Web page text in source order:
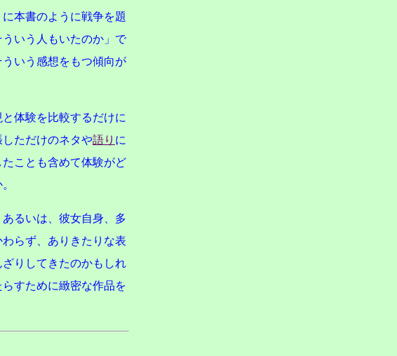
本書のように戦争を題
いう人もいたのか」で
いう感想をもつ傾向が
体験を比較するだけに
ただけのネタや語り に
ことも含めて体験がど
るいは、彼女自身、多
らず、ありきたりな表
りしてきたのかもしれ
すために緻密な作品を